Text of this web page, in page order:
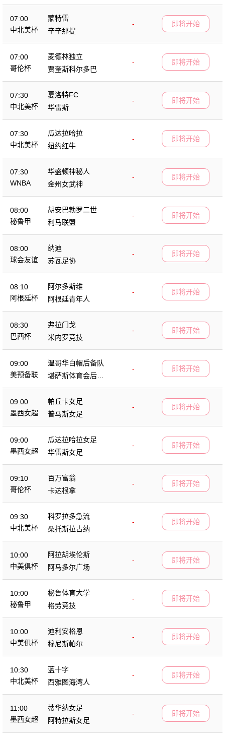
07:00
中北美杯
蒙特雷
-
辛辛那提
即将开始
07:00
哥伦杯
麦德林独立
-
贾奎斯科尔多巴
即将开始
07:30
中北美杯
夏洛特FC
-
华雷斯
即将开始
07:30
中北美杯
瓜达拉哈拉
-
纽约红牛
即将开始
07:30
WNBA
华盛顿神秘人
-
金州女武神
即将开始
08:00
秘鲁甲
胡安巴勃罗二世
-
利马联盟
即将开始
08:00
球会友谊
纳迪
-
苏瓦足协
即将开始
08:10
阿根廷杯
阿尔多斯维
-
阿根廷青年人
即将开始
08:30
巴西杯
弗拉门戈
-
米内罗竞技
即将开始
09:00
美预备联
温哥华白帽后备队
-
堪萨斯体育会后备
队
即将开始
09:00
墨西女超
帕丘卡女足
-
普马斯女足
即将开始
09:00
墨西女超
瓜达拉哈拉女足
-
华雷斯女足
即将开始
09:10
哥伦杯
百万富翁
-
卡达根拿
即将开始
09:30
中北美杯
科罗拉多急流
-
桑托斯拉古纳
即将开始
10:00
中美俱杯
阿拉胡埃伦斯
-
阿马多尔广场
即将开始
10:00
秘鲁甲
秘鲁体育大学
-
格劳竞技
即将开始
10:00
中美俱杯
迪利安格恩
-
穆尼斯帕尔
即将开始
10:30
中北美杯
蓝十字
-
西雅图海湾人
即将开始
11:00
墨西女超
蒂华纳女足
-
阿特拉斯女足
即将开始